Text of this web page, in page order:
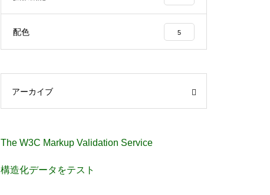
配色 5
アーカイブ
The W3C Markup Validation Service
構造化データをテスト